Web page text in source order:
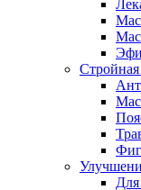
Для